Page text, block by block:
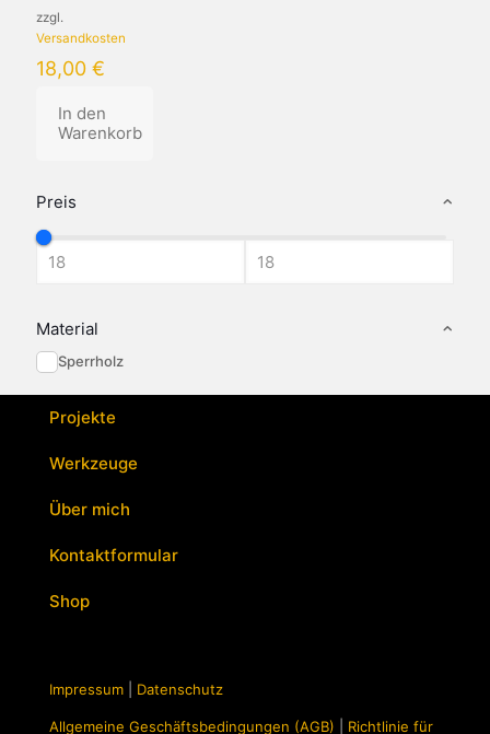
Preis
Material
Sperrholz
zzgl.
Versandkosten
18,00 €
In den
Warenkorb
Projekte
Werkzeuge
Über mich
Kontaktformular
Shop
Impressum Datenschutz
Allgemeine Geschäftsbedingungen (AGB) Richtlinie für